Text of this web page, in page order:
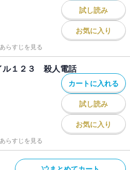
試し読み
お気に入り
あらすじを見る
ル１２３ 殺人電話
カートに入れる
試し読み
お気に入り
あらすじを見る